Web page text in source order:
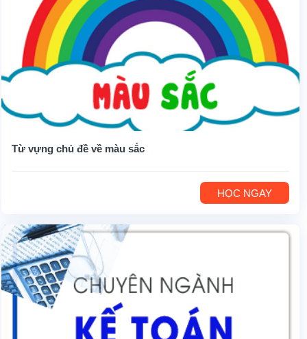
Từ vựng chủ đề về màu sắc
HỌC NGAY